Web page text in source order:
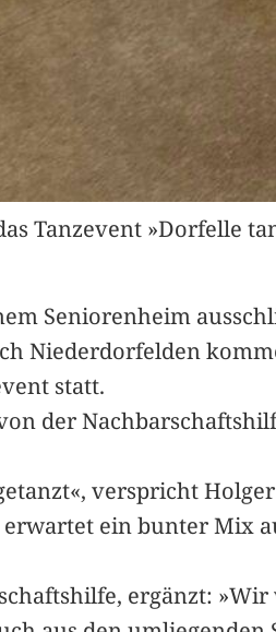
Tanzevent »Dorfelle
Seniorenheim
Niederdorfelden
statt.
der
verspricht
ein bunter Mix
ergänzt: